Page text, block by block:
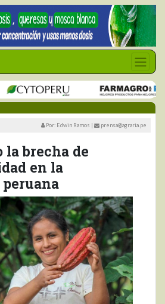
Por: Edwin Ramos | prensa@agraria.pe
la brecha de
en la